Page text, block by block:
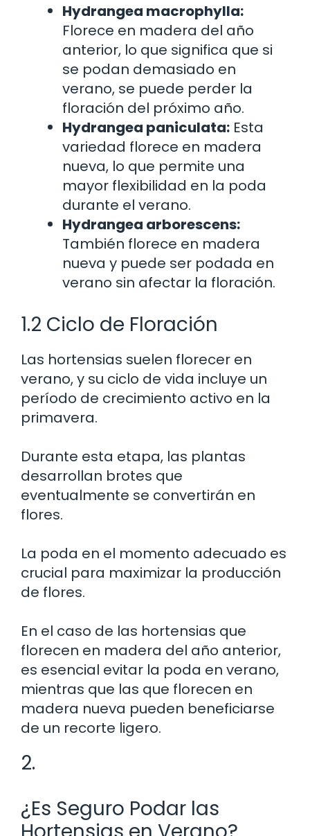
Hydrangea macrophylla:
Florece en madera del año
anterior, lo que significa que si
se podan demasiado en
verano, se puede perder la
floración del próximo año.
Hydrangea paniculata: Esta
variedad florece en madera
nueva, lo que permite una
mayor flexibilidad en la poda
durante el verano.
Hydrangea arborescens:
También florece en madera
nueva y puede ser podada en
verano sin afectar la floración.
1.2 Ciclo de Floración
Las hortensias suelen florecer en
verano, y su ciclo de vida incluye un
período de crecimiento activo en la
primavera.
Durante esta etapa, las plantas
desarrollan brotes que
eventualmente se convertirán en
flores.
La poda en el momento adecuado es
crucial para maximizar la producción
de flores.
En el caso de las hortensias que
florecen en madera del año anterior,
es esencial evitar la poda en verano,
mientras que las que florecen en
madera nueva pueden beneficiarse
de un recorte ligero.
2.
¿Es Seguro Podar las